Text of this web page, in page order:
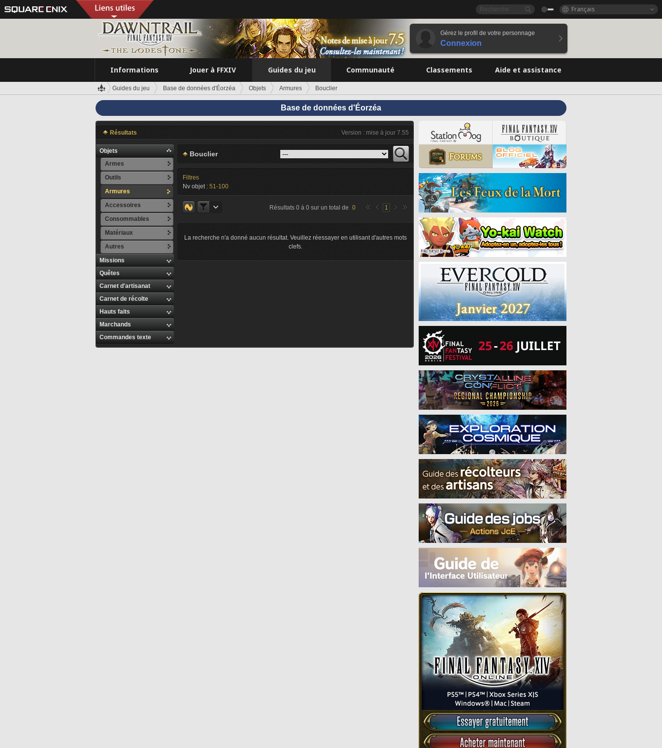
Français
Gérez le profil de votre personnage
Connexion
Informations Jouer à FFXIV Guides du jeu Communauté Classements Aide et assistance
Guides du jeu Base de données d'Éorzéa Objets Armures Bouclier
Base de données d'Éorzéa
Résultats Version : mise à jour 7.55
Objets
Armes
Outils
Armures
Accessoires
Consommables
Matériaux
Autres
Missions
Quêtes
Carnet d'artisanat
Carnet de récolte
Hauts faits
Marchands
Commandes texte
Bouclier
Filtres
Nv objet : 51-100
Résultats 0 à 0 sur un total de 0 1
La recherche n'a donné aucun résultat. Veuillez réessayer en utilisant d'autres mots
clefs.